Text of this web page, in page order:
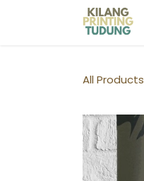
All Products